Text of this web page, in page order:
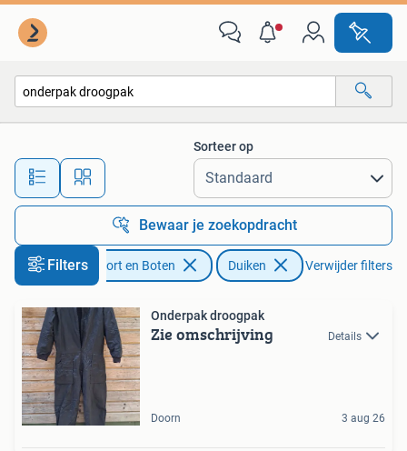
Alle afstanden…
Sorteer op
Bewaar je zoekopdracht
Filters
Watersport en Boten Duiken Verwijder filters
Onderpak droogpak
Zie omschrijving Details
Doorn 3 aug 26